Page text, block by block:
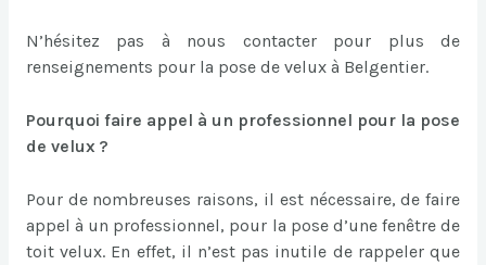
N’hésitez pas à nous contacter pour plus de
renseignements pour la pose de velux à Belgentier.
Pourquoi faire appel à un professionnel pour la pose
de velux ?
Pour de nombreuses raisons, il est nécessaire, de faire
appel à un professionnel, pour la pose d’une fenêtre de
toit velux. En effet, il n’est pas inutile de rappeler que